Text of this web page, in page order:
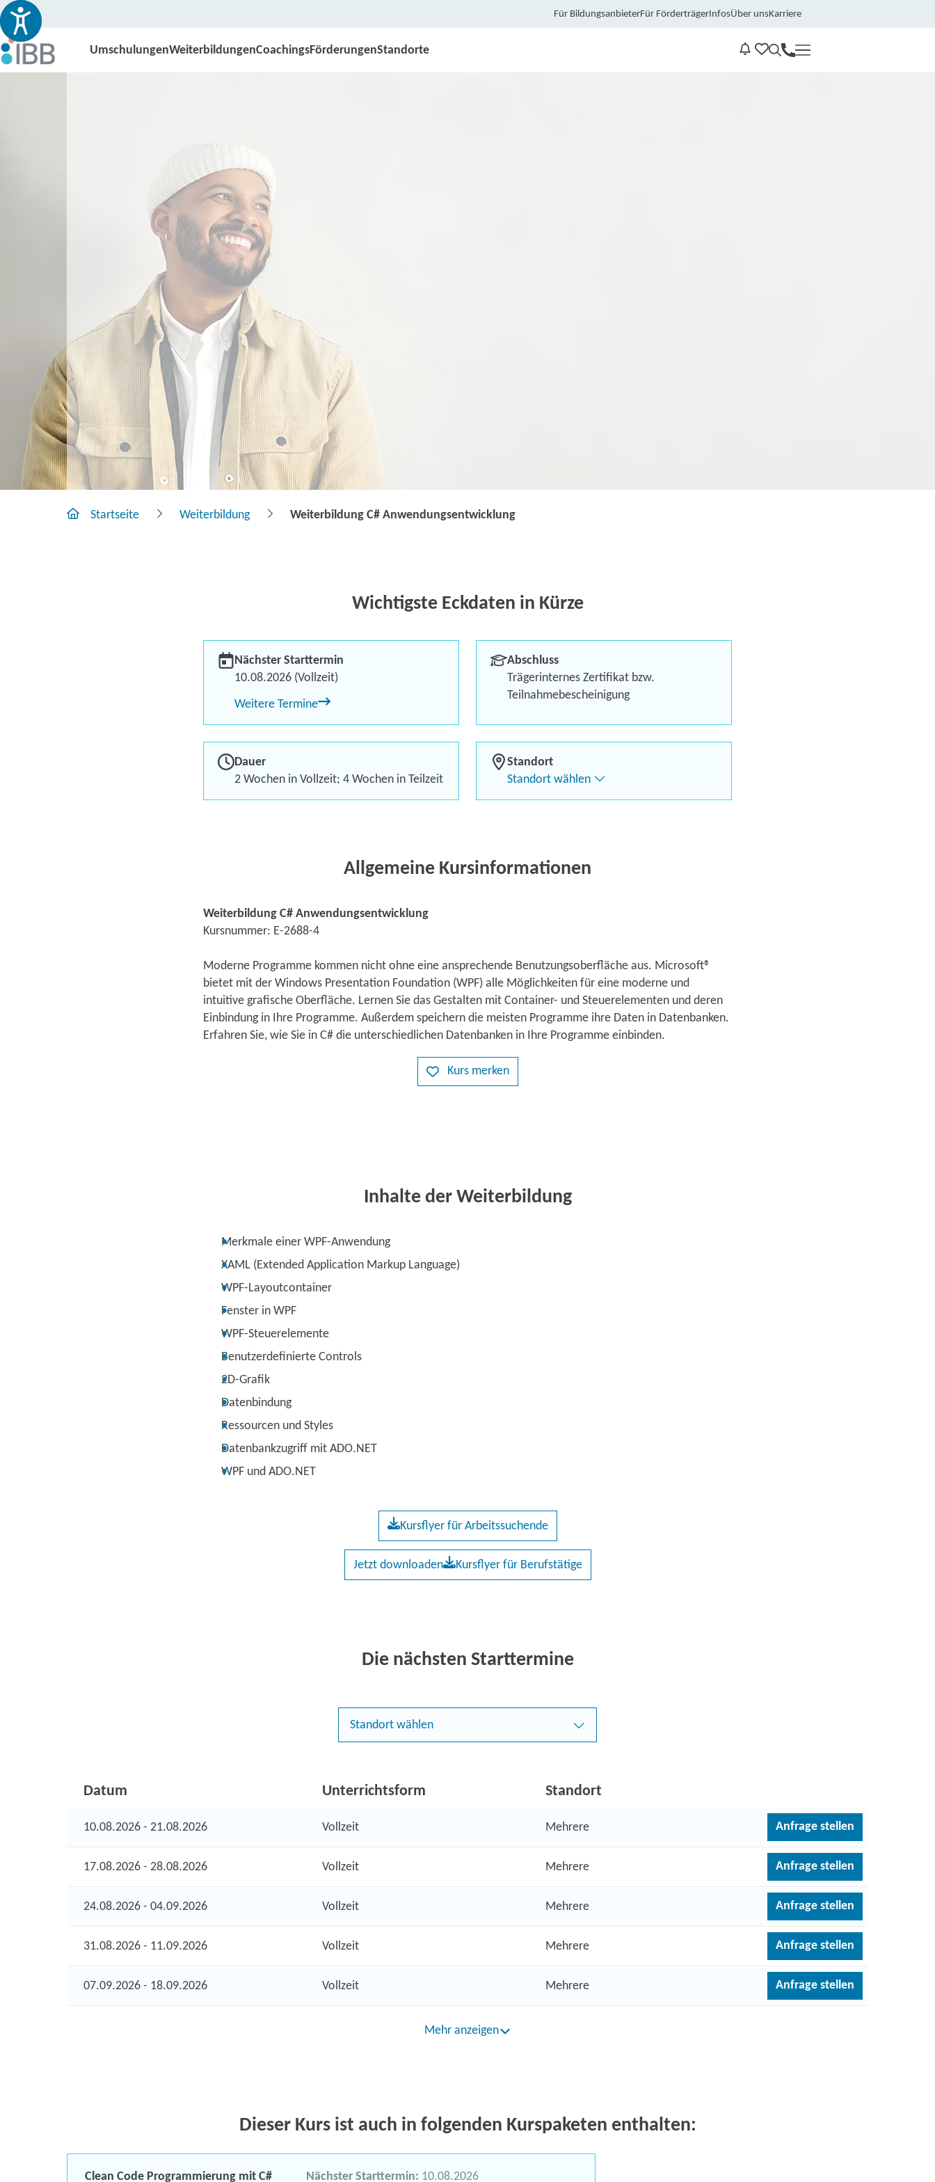
Für BildungsanbieterFür FörderträgerInfosÜber unsKarriere
UmschulungenWeiterbildungenCoachingsFörderungenStandorte
Kontakt
Anwendungsentwicklung
Kursstart garantiert!
Bis zu 100 % Förderung
Teilnahme von zu Hause aus möglich
Startseite Weiterbildung Weiterbildung C# Anwendungsentwicklung
Wichtigste Eckdaten in Kürze
Nächster Starttermin
10.08.2026 (Vollzeit)
Weitere Termine
Abschluss
Trägerinternes Zertifikat bzw.
Teilnahmebescheinigung
Dauer
2 Wochen in Vollzeit; 4 Wochen in Teilzeit
Standort
Standort wählen
Allgemeine Kursinformationen
Weiterbildung C# Anwendungsentwicklung
Kursnummer: E-2688-4
Moderne Programme kommen nicht ohne eine ansprechende Benutzungsoberfläche aus. Microsoft®
bietet mit der Windows Presentation Foundation (WPF) alle Möglichkeiten für eine moderne und
intuitive grafische Oberfläche. Lernen Sie das Gestalten mit Container- und Steuerelementen und deren
Einbindung in Ihre Programme. Außerdem speichern die meisten Programme ihre Daten in Datenbanken.
Erfahren Sie, wie Sie in C# die unterschiedlichen Datenbanken in Ihre Programme einbinden.
Kurs merken
Inhalte der Weiterbildung
Merkmale einer WPF-Anwendung
XAML (Extended Application Markup Language)
WPF-Layoutcontainer
Fenster in WPF
WPF-Steuerelemente
Benutzerdefinierte Controls
2D-Grafik
Datenbindung
Ressourcen und Styles
Datenbankzugriff mit ADO.NET
WPF und ADO.NET
Kursflyer für Arbeitssuchende
Jetzt downloaden Kursflyer für Berufstätige
Die nächsten Starttermine
Standort wählen
Datum Unterrichtsform Standort
10.08.2026 - 21.08.2026 Vollzeit Mehrere Anfrage stellen
17.08.2026 - 28.08.2026 Vollzeit Mehrere Anfrage stellen
24.08.2026 - 04.09.2026 Vollzeit Mehrere Anfrage stellen
31.08.2026 - 11.09.2026 Vollzeit Mehrere Anfrage stellen
07.09.2026 - 18.09.2026 Vollzeit Mehrere Anfrage stellen
Mehr anzeigen
Dieser Kurs ist auch in folgenden Kurspaketen enthalten:
Clean Code Programmierung mit C#
Nächster Starttermin: 10.08.2026